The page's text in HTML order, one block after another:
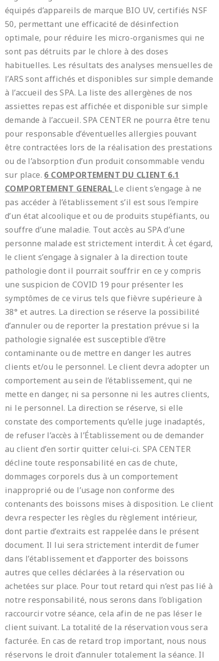
équipés d’appareils de marque BIO UV, certifiés NSF
50, permettant une efficacité de désinfection
optimale, pour réduire les micro-organismes qui ne
sont pas détruits par le chlore à des doses
habituelles. Les résultats des analyses mensuelles de
l’ARS sont affichés et disponibles sur simple demande
à l’accueil des SPA. La liste des allergènes de nos
assiettes repas est affichée et disponible sur simple
demande à l’accueil. SPA CENTER ne pourra être tenu
pour responsable d’éventuelles allergies pouvant
être contractées lors de la réalisation des prestations
ou de l’absorption d’un produit consommable vendu
sur place. 6 COMPORTEMENT DU CLIENT 6.1
COMPORTEMENT GENERAL Le client s’engage à ne
pas accéder à l’établissement s’il est sous l’empire
d’un état alcoolique et ou de produits stupéfiants, ou
souffre d’une maladie. Tout accès au SPA d’une
personne malade est strictement interdit. À cet égard,
le client s’engage à signaler à la direction toute
pathologie dont il pourrait souffrir en ce y compris
une suspicion de COVID 19 pour présenter les
symptômes de ce virus tels que fièvre supérieure à
38° et autres. La direction se réserve la possibilité
d’annuler ou de reporter la prestation prévue si la
pathologie signalée est susceptible d’être
contaminante ou de mettre en danger les autres
clients et/ou le personnel. Le client devra adopter un
comportement au sein de l’établissement, qui ne
mette en danger, ni sa personne ni les autres clients,
ni le personnel. La direction se réserve, si elle
constate des comportements qu’elle juge inadaptés,
de refuser l’accès à l’Établissement ou de demander
au client d’en sortir quitter celui-ci. SPA CENTER
décline toute responsabilité en cas de chute,
dommages corporels dus à un comportement
inapproprié ou de l’usage non conforme des
contenants des boissons mises à disposition. Le client
devra respecter les règles du règlement intérieur,
dont partie d’extraits est rappelée dans le présent
document. Il lui sera strictement interdit de fumer
dans l’établissement et d’apporter des boissons
autres que celles déclarées à la réservation ou
achetées sur place. Pour tout retard qui n’est pas lié à
notre responsabilité, nous serons dans l’obligation
raccourcir votre séance, cela afin de ne pas léser le
client suivant. La totalité de la réservation vous sera
facturée. En cas de retard trop important, nous nous
réservons le droit d’annuler totalement la séance. Il